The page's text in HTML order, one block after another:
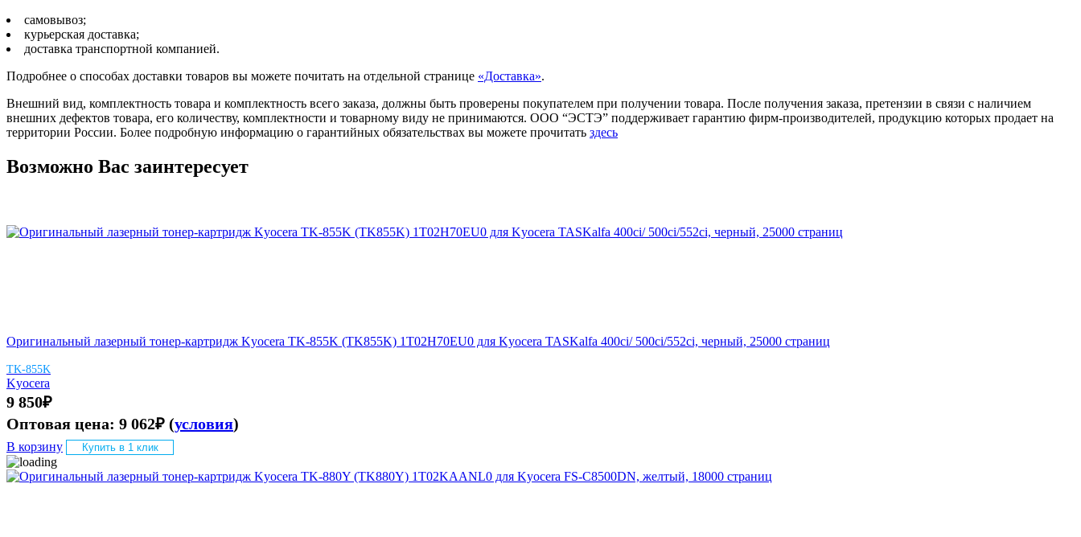
самовывоз;
курьерская доставка;
доставка транспортной компанией.
Подробнее о способах доставки товаров вы можете почитать на отдельной странице «Доставка».
Внешний вид, комплектность товара и комплектность всего заказа, должны быть проверены покупателем при получении товара. После получения заказа, претензии в связи с наличием
внешних дефектов товара, его количеству, комплектности и товарному виду не принимаются. ООО “ЭСТЭ” поддерживает гарантию фирм-производителей, продукцию которых продает на
территории России. Более подробную информацию о гарантийных обязательствах вы можете прочитать здесь
Возможно Вас заинтересует
Оригинальный лазерный тонер-картридж Kyocera TK-855K (TK855K) 1T02H70EU0 для Kyocera TASKalfa 400ci/ 500ci/552ci, черный, 25000 страниц
TK-855K
Kyocera
9 850₽
Оптовая цена: 9 062₽ (условия)
В корзину Купить в 1 клик